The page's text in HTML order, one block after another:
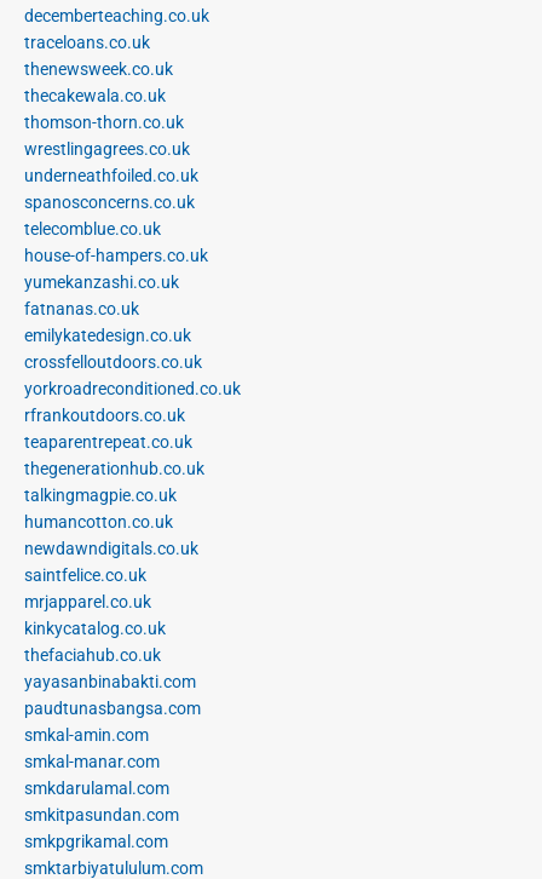
decemberteaching.co.uk
traceloans.co.uk
thenewsweek.co.uk
thecakewala.co.uk
thomson-thorn.co.uk
wrestlingagrees.co.uk
underneathfoiled.co.uk
spanosconcerns.co.uk
telecomblue.co.uk
house-of-hampers.co.uk
yumekanzashi.co.uk
fatnanas.co.uk
emilykatedesign.co.uk
crossfelloutdoors.co.uk
yorkroadreconditioned.co.uk
rfrankoutdoors.co.uk
teaparentrepeat.co.uk
thegenerationhub.co.uk
talkingmagpie.co.uk
humancotton.co.uk
newdawndigitals.co.uk
saintfelice.co.uk
mrjapparel.co.uk
kinkycatalog.co.uk
thefaciahub.co.uk
yayasanbinabakti.com
paudtunasbangsa.com
smkal-amin.com
smkal-manar.com
smkdarulamal.com
smkitpasundan.com
smkpgrikamal.com
smktarbiyatululum.com